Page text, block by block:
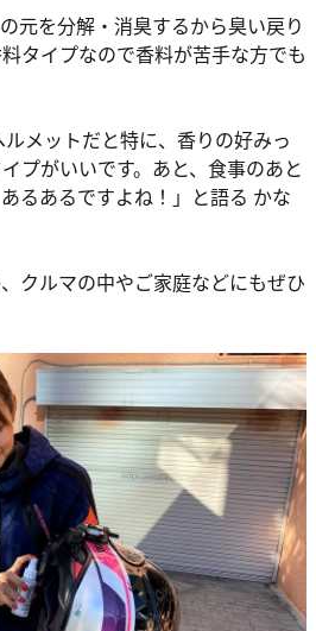
元を分解・消臭するから臭い戻り
タイプなので香料が苦手な方でも
ルメットだと特に、香りの好みっ
プがいいです。あと、食事のあと
るあるですよね！」と語る かな
クルマの中やご家庭などにもぜひ